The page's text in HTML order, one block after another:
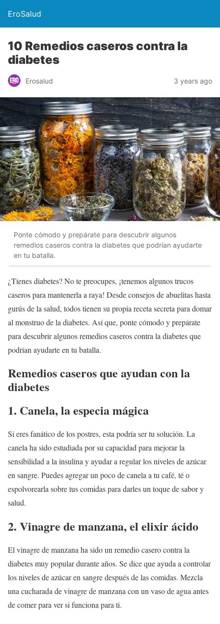
EroSalud
10 Remedios caseros contra la
diabetes
Erosalud 3 years ago
Ponte cómodo y prepárate para descubrir algunos
remedios caseros contra la diabetes que podrían ayudarte
en tu batalla.
¿Tienes diabetes? No te preocupes, ¡tenemos algunos trucos
caseros para mantenerla a raya! Desde consejos de abuelitas hasta
gurús de la salud, todos tienen su propia receta secreta para domar
al monstruo de la diabetes. Así que, ponte cómodo y prepárate
para descubrir algunos remedios caseros contra la diabetes que
podrían ayudarte en tu batalla.
Remedios caseros que ayudan con la
diabetes
1. Canela, la especia mágica
Si eres fanático de los postres, esta podría ser tu solución. La
canela ha sido estudiada por su capacidad para mejorar la
sensibilidad a la insulina y ayudar a regular los niveles de azúcar
en sangre. Puedes agregar un poco de canela a tu café, té o
espolvorearla sobre tus comidas para darles un toque de sabor y
salud.
2. Vinagre de manzana, el elixir ácido
El vinagre de manzana ha sido un remedio casero contra la
diabetes muy popular durante años. Se dice que ayuda a controlar
los niveles de azúcar en sangre después de las comidas. Mezcla
una cucharada de vinagre de manzana con un vaso de agua antes
de comer para ver si funciona para ti.